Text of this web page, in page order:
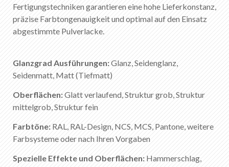
Fertigungstechniken garantieren eine hohe Lieferkonstanz,
präzise Farbtongenauigkeit und optimal auf den Einsatz
abgestimmte Pulverlacke.
Glanzgrad Ausführungen:Glanz, Seidenglanz,
Seidenmatt, Matt (Tiefmatt)
Oberflächen:Glatt verlaufend, Struktur grob, Struktur
mittelgrob, Struktur fein
Farbtöne: RAL, RAL-Design, NCS, MCS, Pantone, weitere
Farbsysteme oder nach Ihren Vorgaben
Spezielle Effekte und Oberflächen: Hammerschlag,